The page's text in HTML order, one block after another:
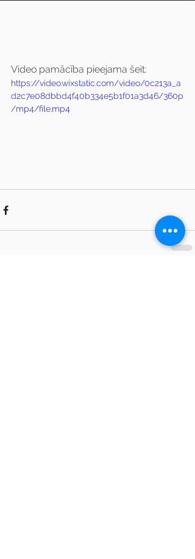
Video pamācība pieejama šeit:
https://video.wixstatic.com/video/0c213a_a
d2c7e08dbbd4f40b334e5b1f01a3d46/360p
/mp4/file.mp4